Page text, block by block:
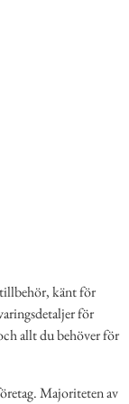
känt för
för
allt du behöver för
Majoriteten av